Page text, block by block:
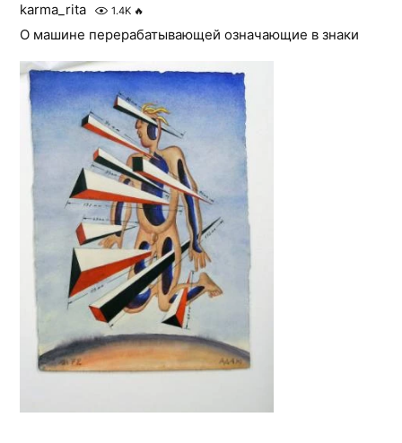
karma_rita 1.4K 🔥
О машине перерабатывающей означающие в знаки